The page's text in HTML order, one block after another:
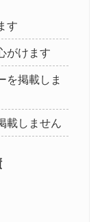
す
がけます
を掲載しま
載しません